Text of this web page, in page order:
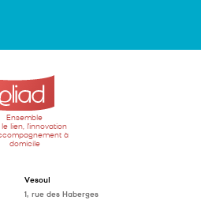
Ensemble
lien, l'innovation
à
domicile
Vesoul
1, rue des Haberges